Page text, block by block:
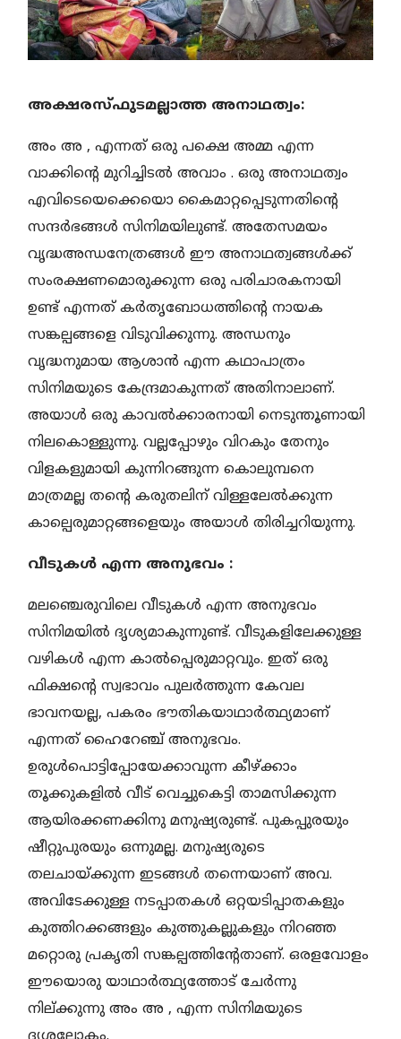
അക്ഷരസ്ഫുടമല്ലാത്ത അനാഥത്വം:
അം അ , എന്നത് ഒരു പക്ഷെ അമ്മ എന്ന
വാക്കിൻ്റെ മുറിച്ചിടൽ അവാം . ഒരു അനാഥത്വം
എവിടെയെക്കെയൊ കൈമാറ്റപ്പെടുന്നതിൻ്റെ
സന്ദർഭങ്ങൾ സിനിമയിലുണ്ട്. അതേസമയം
വൃദ്ധഅന്ധനേത്രങ്ങൾ ഈ അനാഥത്വങ്ങൾക്ക്
സംരക്ഷണമൊരുക്കുന്ന ഒരു പരിചാരകനായി
ഉണ്ട് എന്നത് കർതൃബോധത്തിൻ്റെ നായക
സങ്കല്പങ്ങളെ വിടുവിക്കുന്നു. അന്ധനും
വൃദ്ധനുമായ ആശാൻ എന്ന കഥാപാത്രം
സിനിമയുടെ കേന്ദ്രമാകുന്നത് അതിനാലാണ്.
അയാൾ ഒരു കാവൽക്കാരനായി നെടുന്തൂണായി
നിലകൊള്ളുന്നു. വല്ലപ്പോഴും വിറകും തേനും
വിളകളുമായി കുന്നിറങ്ങുന്ന കൊലുമ്പനെ
മാത്രമല്ല തൻ്റെ കരുതലിന് വിള്ളലേൽക്കുന്ന
കാല്പെരുമാറ്റങ്ങളെയും അയാൾ തിരിച്ചറിയുന്നു.
വീടുകൾ എന്ന അനുഭവം :
മലഞ്ചെരുവിലെ വീടുകൾ എന്ന അനുഭവം
സിനിമയിൽ ദൃശ്യമാകുന്നുണ്ട്. വീടുകളിലേക്കുള്ള
വഴികൾ എന്ന കാൽപ്പെരുമാറ്റവും. ഇത് ഒരു
ഫിക്ഷൻ്റെ സ്വഭാവം പുലർത്തുന്ന കേവല
ഭാവനയല്ല, പകരം ഭൗതികയാഥാർത്ഥ്യമാണ്
എന്നത് ഹൈറേഞ്ച് അനുഭവം.
ഉരുൾപൊട്ടിപ്പോയേക്കാവുന്ന കീഴ്ക്കാം
തൂക്കുകളിൽ വീട് വെച്ചുകെട്ടി താമസിക്കുന്ന
ആയിരക്കണക്കിനു മനുഷ്യരുണ്ട്. പുകപ്പുരയും
ഷീറ്റുപുരയും ഒന്നുമല്ല. മനുഷ്യരുടെ
തലചായ്ക്കുന്ന ഇടങ്ങൾ തന്നെയാണ് അവ.
അവിടേക്കുള്ള നടപ്പാതകൾ ഒറ്റയടിപ്പാതകളും
കുത്തിറക്കങ്ങളും കുത്തുകല്ലുകളും നിറഞ്ഞ
മറ്റൊരു പ്രകൃതി സങ്കല്പത്തിൻ്റേതാണ്. ഒരളവോളം
ഈയൊരു യാഥാർത്ഥ്യത്തോട് ചേർന്നു
നില്ക്കുന്നു അം അ , എന്ന സിനിമയുടെ